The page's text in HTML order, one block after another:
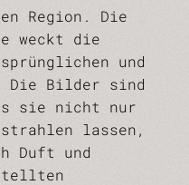
Region. Die
weckt die
und
Die Bilder sind
sie nicht nur
lassen,
Duft und